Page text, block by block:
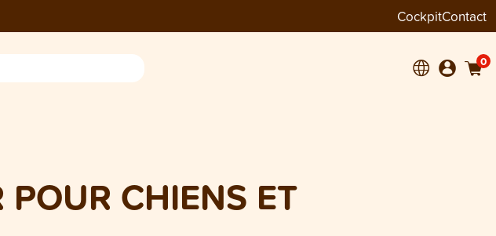
CockpitContact
0
POUR CHIENS ET